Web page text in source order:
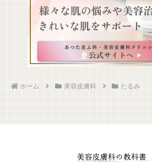
ホーム 美容皮膚科 たるみ